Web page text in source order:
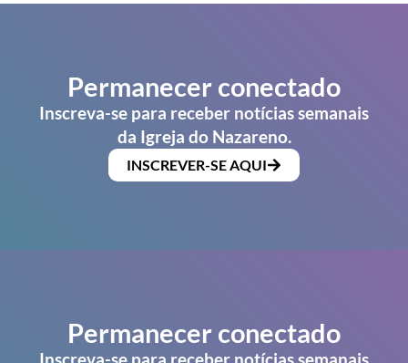
Permanecer conectado
Inscreva-se para receber notícias semanais
da Igreja do Nazareno.
INSCREVER-SE AQUI
Permanecer conectado
Inscreva-se para receber notícias semanais